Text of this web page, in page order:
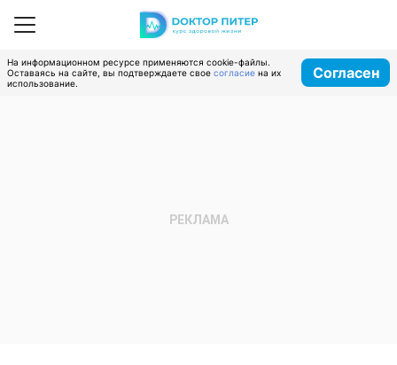
На информационном ресурсе применяются cookie-файлы.
Оставаясь на сайте, вы подтверждаете свое согласие на их
использование.
Согласен